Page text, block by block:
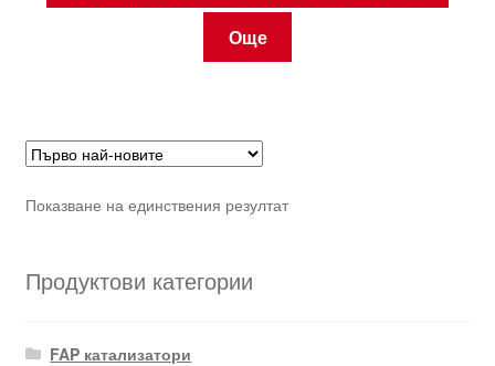
Още
Показване на единствения резултат
Продуктови категории
FAP катализатори